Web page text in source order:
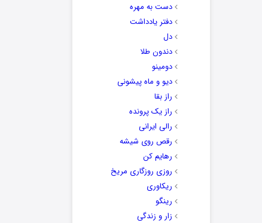
دست به مهره
دفتر یادداشت
دل
دندون طلا
دومینو
دیو و ماه پیشونی
راز بقا
راز یک پرونده
رالی ایرانی
رقص روی شیشه
رهایم کن
روزی روزگاری مریخ
ریکاوری
رینگو
زار و زندگی